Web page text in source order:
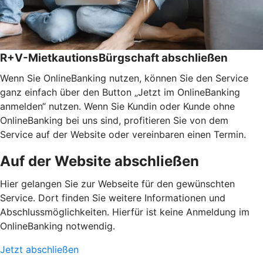
R+V-MietkautionsBürgschaft abschließen
Wenn Sie OnlineBanking nutzen, können Sie den Service
ganz einfach über den Button „Jetzt im OnlineBanking
anmelden“ nutzen. Wenn Sie Kundin oder Kunde ohne
OnlineBanking bei uns sind, profitieren Sie von dem
Service auf der Website oder vereinbaren einen Termin.
Auf der Website abschließen
Hier gelangen Sie zur Webseite für den gewünschten
Service. Dort finden Sie weitere Informationen und
Abschlussmöglichkeiten. Hierfür ist keine Anmeldung im
OnlineBanking notwendig.
Jetzt abschließen